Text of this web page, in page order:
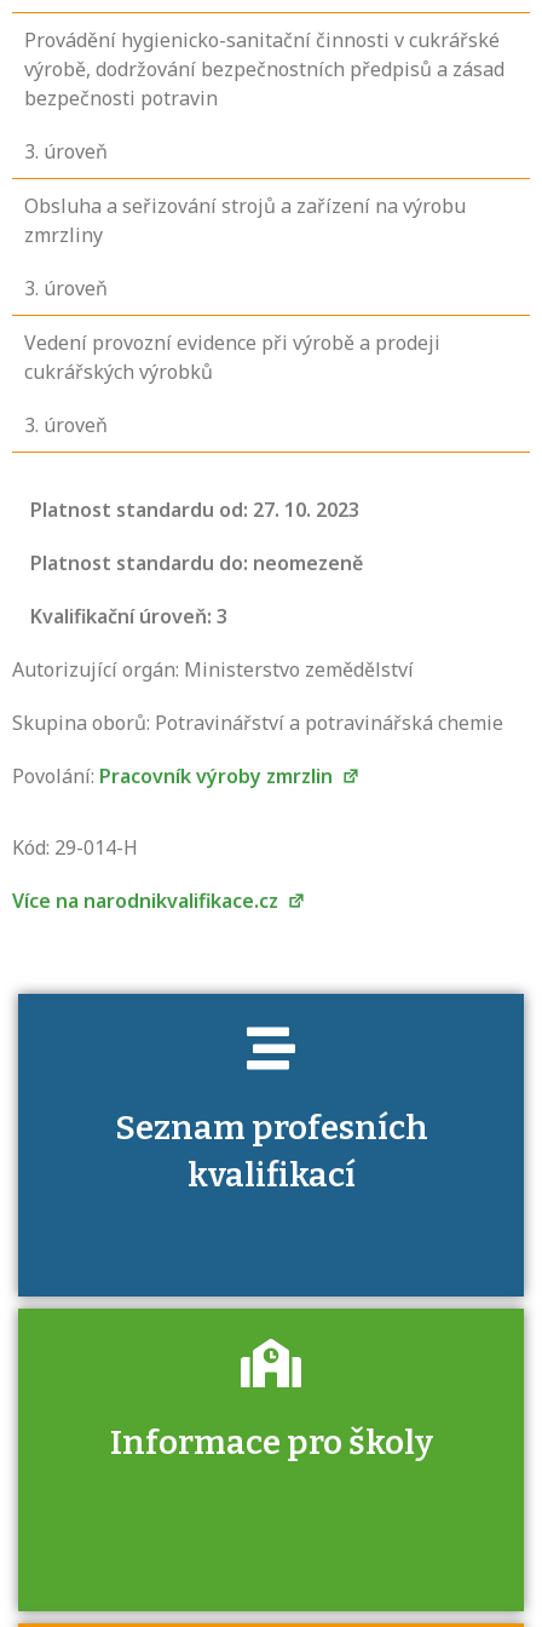
Provádění hygienicko-sanitační činnosti v cukrářské
výrobě, dodržování bezpečnostních předpisů a zásad
bezpečnosti potravin
3. úroveň
Obsluha a seřizování strojů a zařízení na výrobu
zmrzliny
3. úroveň
Vedení provozní evidence při výrobě a prodeji
cukrářských výrobků
3. úroveň
Platnost standardu od: 27. 10. 2023
Platnost standardu do: neomezeně
Kvalifikační úroveň: 3
Autorizující orgán: Ministerstvo zemědělství
Skupina oborů: Potravinářství a potravinářská chemie
Povolání: Pracovník výroby zmrzlin
Kód: 29-014-H
Více na narodnikvalifikace.cz
Seznam profesních
kvalifikací
Víte, jaké dovednosti musíte pro danou
Informace pro školy
Zjistěte, jak se přihlásit ke zkoušce a kde